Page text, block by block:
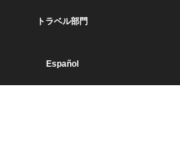
トラベル部門
Español